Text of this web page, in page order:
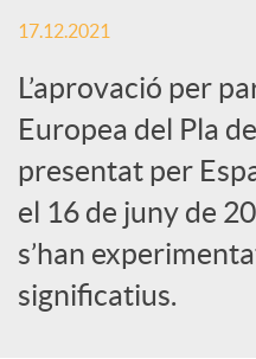
e
s
S
o
c
17.12.2021
L’aprovació per
Europea del Pla
presentat per
el 16 de juny de
s’han
significatius.